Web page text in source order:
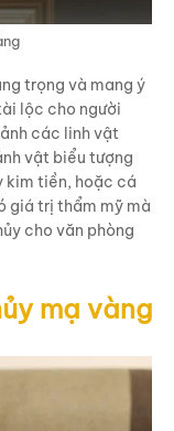
trọng và mang ý
lộc cho người
các linh vật
vật biểu tượng
kim tiền, hoặc cá
giá trị thẩm mỹ mà
cho văn phòng
mạ vàng